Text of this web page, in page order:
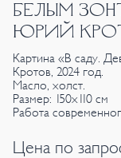
БЕЛЫМ
ЮРИЙ
Картина «В саду.
Кротов, 2024 год.
Масло, холст.
Размер: 150х110 см
Работа
Цена по